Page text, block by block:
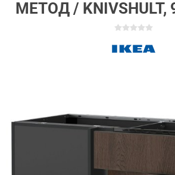
МЕТОД / KNIVSHULT,